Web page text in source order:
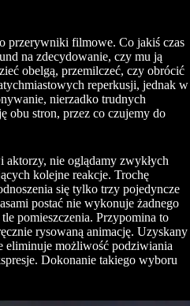
przerywniki filmowe. Co jakiś czas
na zdecydowanie, czy mu ją
obelgą, przemilczeć, czy obrócić
reperkusji, jednak w
nierzadko trudnych
obu stron, przez co czujemy do
nie oglądamy zwykłych
kolejne reakcje. Trochę
się tylko trzy pojedyncze
postać nie wykonuje żadnego
pomieszczenia. Przypomina to
rysowaną animację. Uzyskany
eliminuje możliwość podziwiania
Dokonanie takiego wyboru